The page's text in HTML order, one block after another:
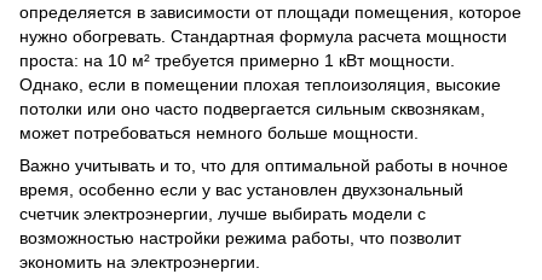
определяется в зависимости от площади помещения, которое
нужно обогревать. Стандартная формула расчета мощности
проста: на 10 м² требуется примерно 1 кВт мощности.
Однако, если в помещении плохая теплоизоляция, высокие
потолки или оно часто подвергается сильным сквознякам,
может потребоваться немного больше мощности.
Важно учитывать и то, что для оптимальной работы в ночное
время, особенно если у вас установлен двухзональный
счетчик электроэнергии, лучше выбирать модели с
возможностью настройки режима работы, что позволит
экономить на электроэнергии.